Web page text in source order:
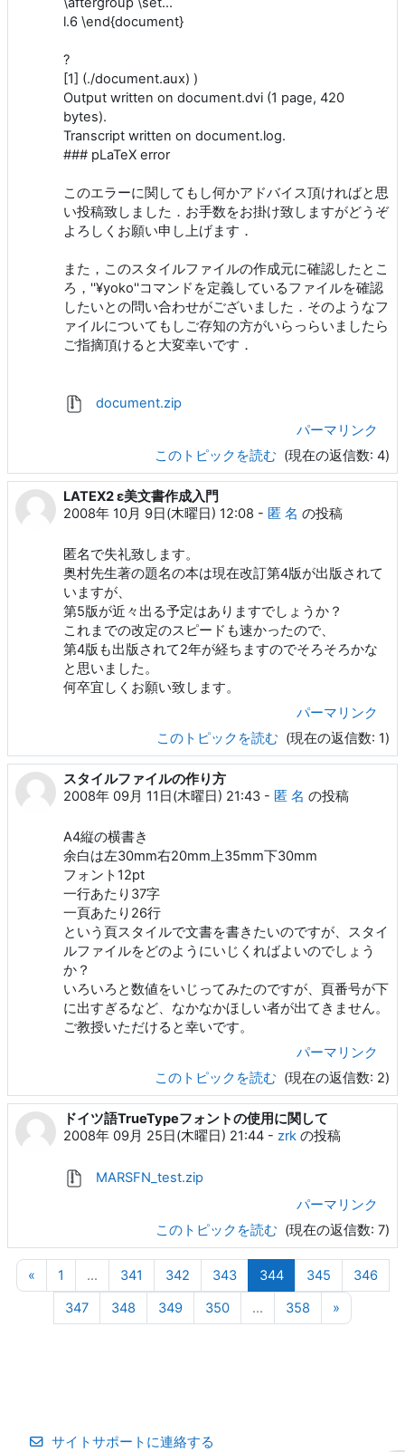
l.6 \end{document}
?
[1] (./document.aux) )
Output written on document.dvi (1 page, 420
bytes).
Transcript written on document.log.
### pLaTeX error
このエラーに関してもし何かアドバイス頂ければと思
い投稿致しました．お手数をお掛け致しますがどうぞ
よろしくお願い申し上げます．
また，このスタイルファイルの作成元に確認したとこ
ろ，''¥yoko''コマンドを定義しているファイルを確認
したいとの問い合わせがございました．そのようなフ
ァイルについてもしご存知の方がいらっらいましたら
ご指摘頂けると大変幸いです．
document.zip
パーマリンク
このトピックを読む (現在の返信数: 4)
LATEX2 ε美文書作成入門
2008年 10月 9日(木曜日) 12:08 - 匿 名 の投稿
匿名で失礼致します。
奥村先生著の題名の本は現在改訂第4版が出版されて
いますが、
第5版が近々出る予定はありますでしょうか？
これまでの改定のスピードも速かったので、
第4版も出版されて2年が経ちますのでそろそろかな
と思いました。
何卒宜しくお願い致します。
パーマリンク
このトピックを読む (現在の返信数: 1)
スタイルファイルの作り方
2008年 09月 11日(木曜日) 21:43 - 匿 名 の投稿
A4縦の横書き
余白は左30mm右20mm上35mm下30mm
フォント12pt
一行あたり37字
一頁あたり26行
という頁スタイルで文書を書きたいのですが、スタイ
ルファイルをどのようにいじくればよいのでしょう
か？
いろいろと数値をいじってみたのですが、頁番号が下
に出すぎるなど、なかなかほしい者が出てきません。
ご教授いただけると幸いです。
パーマリンク
このトピックを読む (現在の返信数: 2)
ドイツ語TrueTypeフォントの使用に関して
2008年 09月 25日(木曜日) 21:44 - zrk の投稿
MARSFN_test.zip
パーマリンク
このトピックを読む (現在の返信数: 7)
«前のページ
1 ページ 1
… 341 ページ 341
342ページ 342
343ページ 343
344ページ 344
345ページ 345
346ペ
347ページ 347
348ページ 348
349ページ 349
350ページ 350
… 358ページ 358
»次のペー
サイトサポートに連絡する